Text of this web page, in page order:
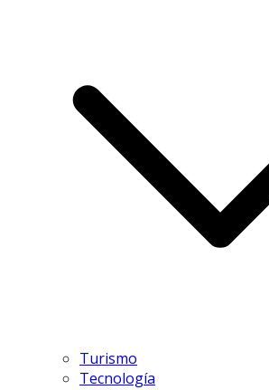
Turismo
Tecnología